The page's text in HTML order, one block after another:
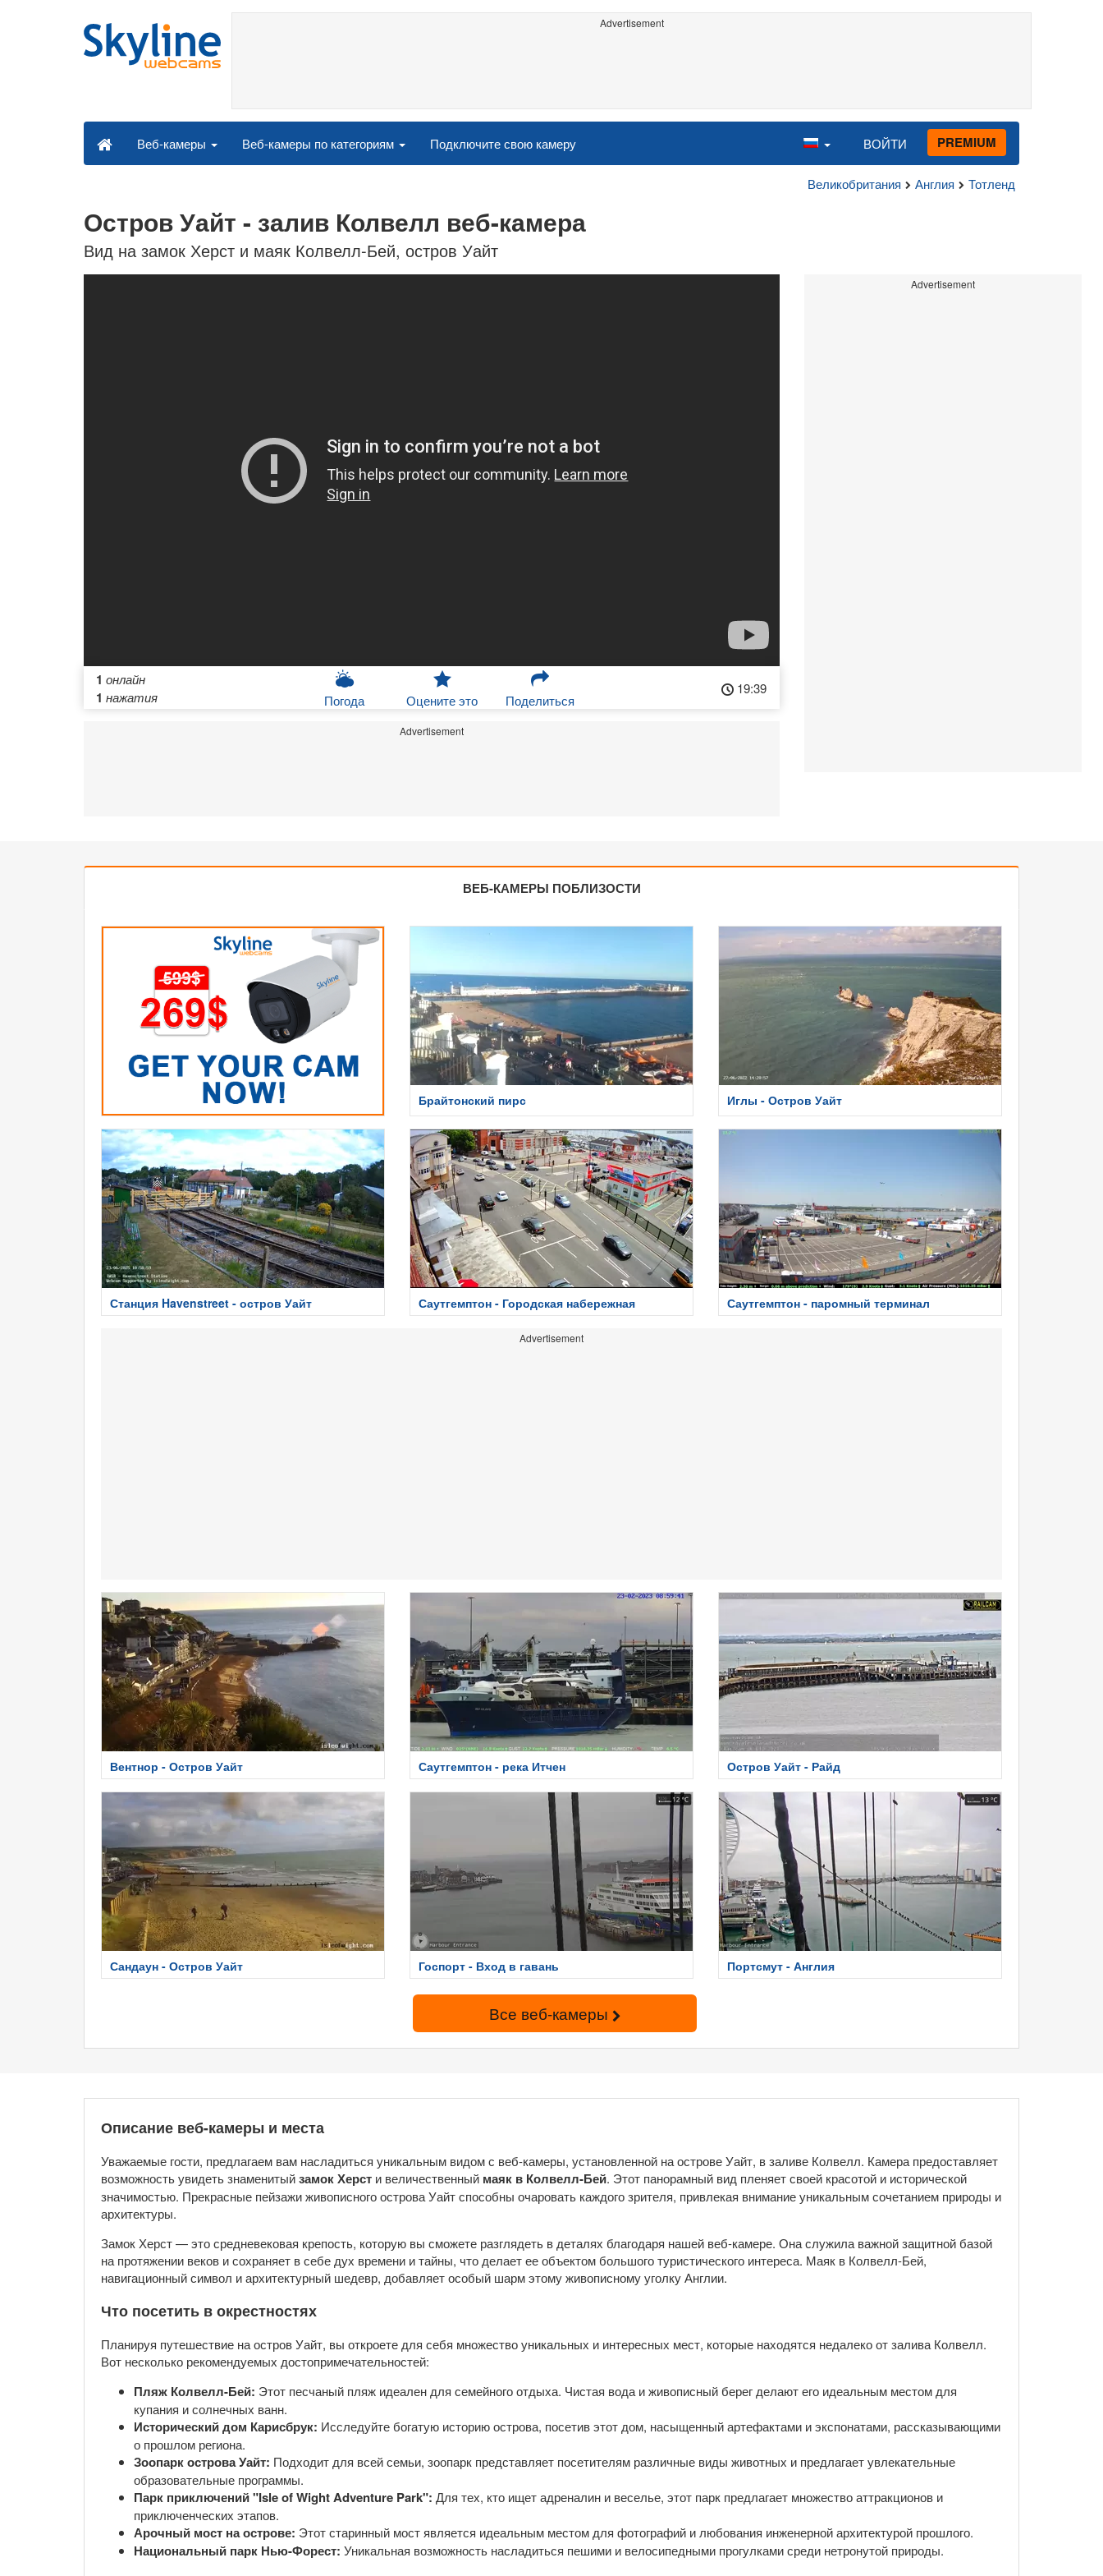
Advertisement
Веб-камеры Веб-камеры по категориям Подключите свою камеру ВОЙТИ PREMIUM
Великобритания Англия Тотленд
Остров Уайт - залив Колвелл веб-камера
Вид на замок Херст и маяк Колвелл-Бей, остров Уайт
1 онлайн
1 нажатия Погода Оцените это Поделиться
19:39
Advertisement
Advertisement
ВЕБ-КАМЕРЫ ПОБЛИЗОСТИ
Брайтонский пирс Иглы - Остров Уайт
Станция Havenstreet - остров Уайт Саутгемптон - Городская набережная Саутгемптон - паромный терминал
Advertisement
Вентнор - Остров Уайт Саутгемптон - река Итчен Остров Уайт - Райд
Сандаун - Остров Уайт Госпорт - Вход в гавань Портсмут - Англия
Все веб-камеры
Описание веб-камеры и места
Уважаемые гости, предлагаем вам насладиться уникальным видом с веб-камеры, установленной на острове Уайт, в заливе Колвелл. Камера предоставляет
возможность увидеть знаменитыйзамок Херст и величественный маяк в Колвелл-Бей. Этот панорамный вид пленяет своей красотой и исторической
значимостью. Прекрасные пейзажи живописного острова Уайт способны очаровать каждого зрителя, привлекая внимание уникальным сочетанием природы и
архитектуры.
Замок Херст — это средневековая крепость, которую вы сможете разглядеть в деталях благодаря нашей веб-камере. Она служила важной защитной базой
на протяжении веков и сохраняет в себе дух времени и тайны, что делает ее объектом большого туристического интереса. Маяк в Колвелл-Бей,
навигационный символ и архитектурный шедевр, добавляет особый шарм этому живописному уголку Англии.
Что посетить в окрестностях
Планируя путешествие на остров Уайт, вы откроете для себя множество уникальных и интересных мест, которые находятся недалеко от залива Колвелл.
Вот несколько рекомендуемых достопримечательностей:
Пляж Колвелл-Бей: Этот песчаный пляж идеален для семейного отдыха. Чистая вода и живописный берег делают его идеальным местом для
купания и солнечных ванн.
Исторический дом Карисбрук: Исследуйте богатую историю острова, посетив этот дом, насыщенный артефактами и экспонатами, рассказывающими
о прошлом региона.
Зоопарк острова Уайт: Подходит для всей семьи, зоопарк представляет посетителям различные виды животных и предлагает увлекательные
образовательные программы.
Парк приключений "Isle of Wight Adventure Park": Для тех, кто ищет адреналин и веселье, этот парк предлагает множество аттракционов и
приключенческих этапов.
Арочный мост на острове: Этот старинный мост является идеальным местом для фотографий и любования инженерной архитектурой прошлого.
Национальный парк Нью-Форест: Уникальная возможность насладиться пешими и велосипедными прогулками среди нетронутой природы.